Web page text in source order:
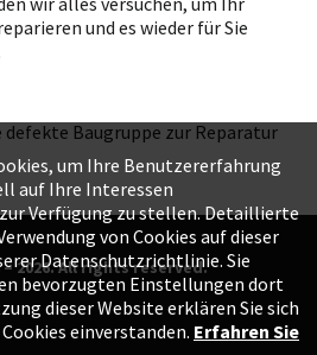
und es wieder für Sie
defekte Baugruppe zur Reparatur
– 2026. All rights reserved.
um Ihre Benutzererfahrung
auf Ihre Interessen
Verfügung zu stellen. Detaillierte
von Cookies auf dieser
Datenschutzrichtlinie. Sie
bevorzugten Einstellungen dort
dieser Website erklären Sie sich
einverstanden. Erfahren Sie